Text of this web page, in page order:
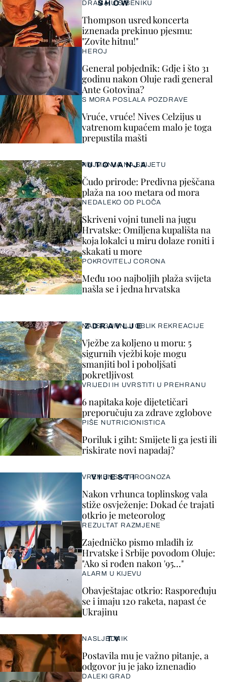
VIJESTI
VREMENSKA PROGNOZA
Nakon vrhunca toplinskog vala
stiže osvježenje: Dokad će trajati
otkrio je meteorolog
REZULTAT RAZMJENE
Zajedničko pismo mladih iz
Hrvatske i Srbije povodom Oluje:
"Ako si rođen nakon '95..."
ALARM U KIJEVU
Obavještajac otkrio: Raspoređuju
se i imaju 120 raketa, napast će
Ukrajinu
SHOW
DRAMA U ŠIBENIKU
Thompson usred koncerta
iznenada prekinuo pjesmu:
"Zovite hitnu!"
HEROJ
General pobjednik: Gdje i što 31
godinu nakon Oluje radi general
Ante Gotovina?
S MORA POSLALA POZDRAVE
Vruće, vruće! Nives Celzijus u
vatrenom kupaćem malo je toga
prepustila mašti
ZDRAVLJE
NAJSIGURNIJI OBLIK REKREACIJE
Vježbe za koljeno u moru: 5
sigurnih vježbi koje mogu
smanjiti bol i poboljšati
pokretljivost
VRIJEDI IH UVRSTITI U PREHRANU
6 napitaka koje dijetetičari
preporučuju za zdrave zglobove
PIŠE NUTRICIONISTICA
Poriluk i giht: Smijete li ga jesti ili
riskirate novi napadaj?
TV
NASLJEDNIK
Postavila mu je važno pitanje, a
odgovor ju je jako iznenadio
DALEKI GRAD
PUTOVANJA
NAJMANJA NA SVIJETU
Čudo prirode: Predivna pješčana
plaža na 100 metara od mora
NEDALEKO OD PLOČA
Skriveni vojni tuneli na jugu
Hrvatske: Omiljena kupališta na
koja lokalci u miru dolaze roniti i
skakati u more
POKROVITELJ CORONA
Među 100 najboljih plaža svijeta
našla se i jedna hrvatska